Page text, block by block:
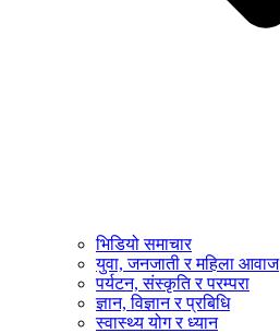
भिडियो समाचार
युवा, जनजाती र महिला आवाज
पर्यटन, संस्कृति र परम्परा
ज्ञान, विज्ञान र प्रबिधि
स्वास्थ्य योग र ध्यान